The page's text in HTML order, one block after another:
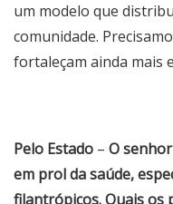
um modelo que
comunidade.
fortaleçam ainda mais
Pelo Estado – O
em prol da saúde,
filantrópicos. Quais os